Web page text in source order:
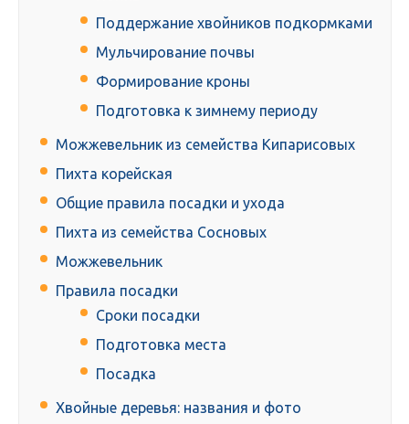
Поддержание хвойников подкормками
Мульчирование почвы
Формирование кроны
Подготовка к зимнему периоду
Можжевельник из семейства Кипарисовых
Пихта корейская
Общие правила посадки и ухода
Пихта из семейства Сосновых
Можжевельник
Правила посадки
Сроки посадки
Подготовка места
Посадка
Хвойные деревья: названия и фото